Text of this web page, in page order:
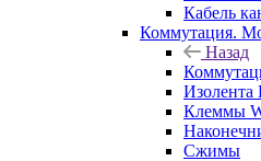
Кабель
Коммутация.
Назад
Клеммы
Сжимы